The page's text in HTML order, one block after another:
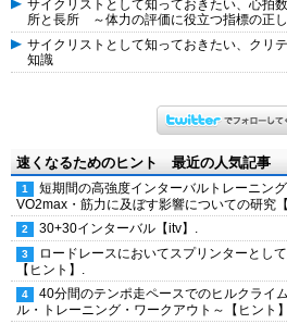
サイクリストとして知っておきたい、心拍
所と長所 ～体力の評価に役立つ指標の正
サイクリストとして知っておきたい、クリ
知識
速くなるためのヒント 最近の人気記事
短期間の高強度インターバルトレーニン
VO2max・筋力に及ぼす影響についての研究【
30+30インターバル【itv】.
ロードレースにおいてスプリンターとし
【ヒント】.
40分間のテンポ走ペースでのヒルクライ
ル・トレーニング・ワークアウト～【ヒント】.